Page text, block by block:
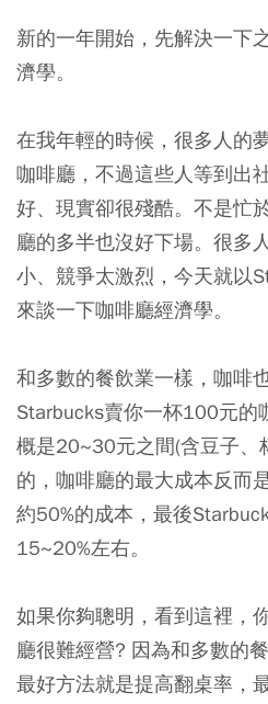
新的一年開始，先解決一下
濟學。
在我年輕的時候，很多人的
咖啡廳，不過這些人等到出
好、現實卻很殘酷。不是忙
廳的多半也沒好下場。很多
小、競爭太激烈，今天就以
來談一下咖啡廳經濟學。
和多數的餐飲業一樣，咖啡
Starbucks賣你一杯100元的
概是20~30元之間(含豆子
的，咖啡廳的最大成本反而
約50%的成本，最後
15~20%左右。
如果你夠聰明，看到這裡，
廳很難經營? 因為和多數的
最好方法就是提高翻桌率，